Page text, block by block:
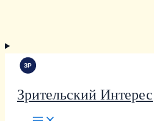
Зрительский Интерес